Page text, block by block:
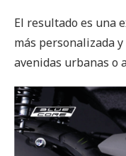
El resultado es una
más personalizada
avenidas urbanas o